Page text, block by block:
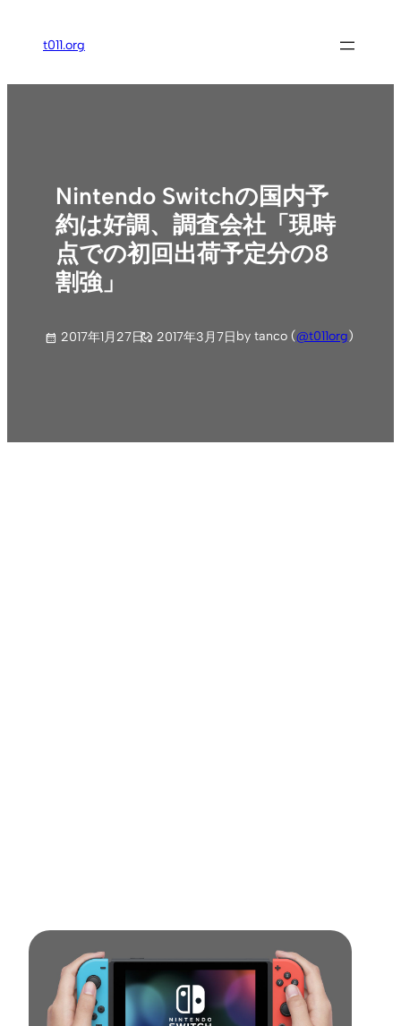
ス
t011.org
Nintendo Switchの国内予
約は好調、調査会社「現時
点での初回出荷予定分の8
割強」
2017年1月27日 2017年3月7日by tanco (@t011org)